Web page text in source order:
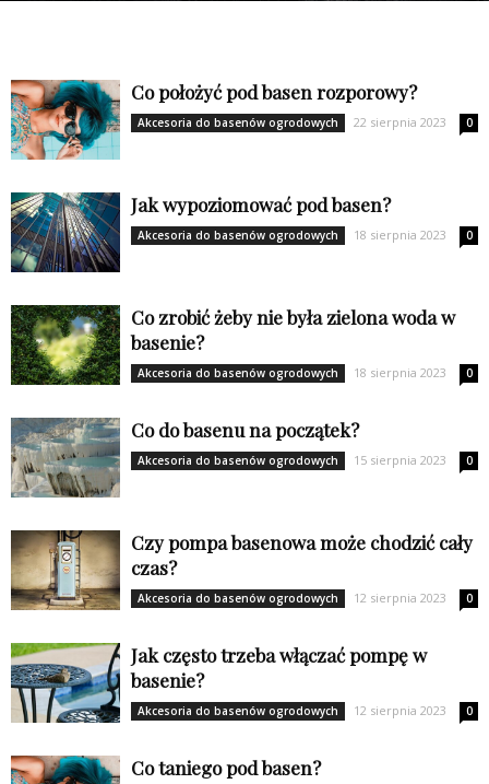
Co położyć pod basen rozporowy?
Akcesoria do basenów ogrodowych 22 sierpnia 2023 0
Jak wypoziomować pod basen?
Akcesoria do basenów ogrodowych 18 sierpnia 2023 0
Co zrobić żeby nie była zielona woda w
basenie?
Akcesoria do basenów ogrodowych 18 sierpnia 2023 0
Co do basenu na początek?
Akcesoria do basenów ogrodowych 15 sierpnia 2023 0
Czy pompa basenowa może chodzić cały
czas?
Akcesoria do basenów ogrodowych 12 sierpnia 2023 0
Jak często trzeba włączać pompę w
basenie?
Akcesoria do basenów ogrodowych 12 sierpnia 2023 0
Co taniego pod basen?